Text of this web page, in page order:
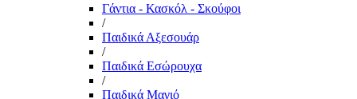
Γάντια - Κασκόλ - Σκούφοι
/
Παιδικά Αξεσουάρ
/
Παιδικά Εσώρουχα
/
Παιδικά Μαγιό